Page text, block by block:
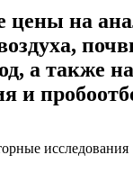
цены на
а также
и
исследования